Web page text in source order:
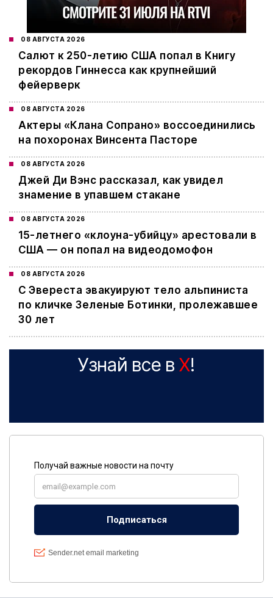
08 АВГУСТА 2026
Салют к 250-летию США попал в Книгу
рекордов Гиннесса как крупнейший
фейерверк
08 АВГУСТА 2026
Актеры «Клана Сопрано» воссоединились
на похоронах Винсента Пасторе
08 АВГУСТА 2026
Джей Ди Вэнс рассказал, как увидел
знамение в упавшем стакане
08 АВГУСТА 2026
15-летнего «клоуна-убийцу» арестовали в
США — он попал на видеодомофон
08 АВГУСТА 2026
С Эвереста эвакуируют тело альпиниста
по кличке Зеленые Ботинки, пролежавшее
30 лет
Узнай все в X!